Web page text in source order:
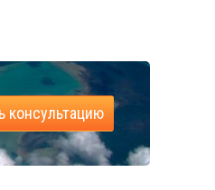
консультацию